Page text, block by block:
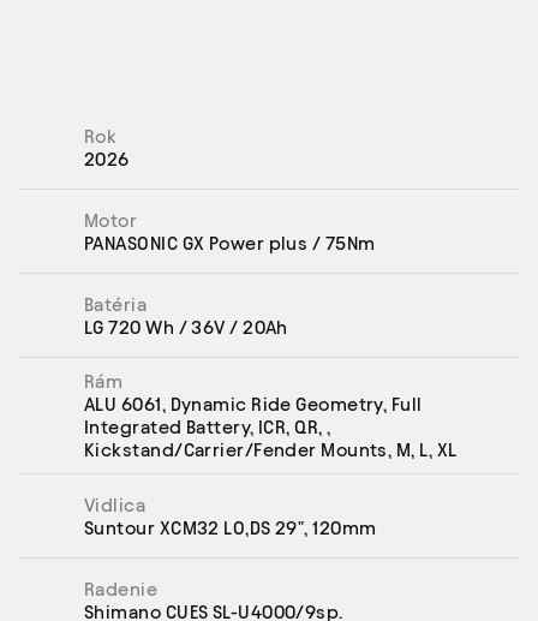
Rok
2026
Motor
PANASONIC GX Power plus / 75Nm
Batéria
LG 720 Wh / 36V / 20Ah
Rám
ALU 6061, Dynamic Ride Geometry, Full
Integrated Battery, ICR, QR, ,
Kickstand/Carrier/Fender Mounts, M, L, XL
Vidlica
Suntour XCM32 LO,DS 29", 120mm
Radenie
Shimano CUES SL-U4000/9sp.